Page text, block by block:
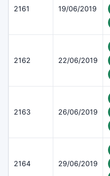
2161 19/06/2019
2162 22/06/2019
2163 26/06/2019
2164 29/06/2019